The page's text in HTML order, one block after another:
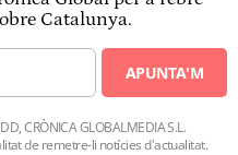
Catalunya.
APUNTA'M
CRÒNICA GLOBALMEDIA S.L.
de remetre-li notícies d'actualitat.